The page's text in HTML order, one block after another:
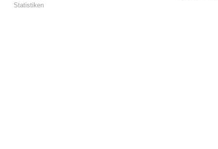
Statistiken